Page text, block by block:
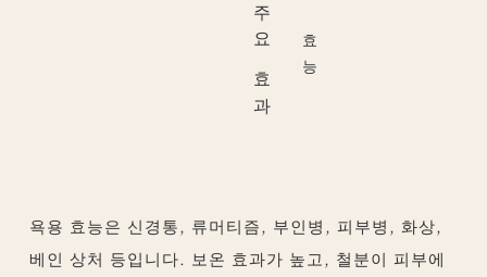
주요 효과
욕용 효능은 신경통, 류머티즘, 부인병, 피부병, 화상,
베인 상처 등입니다. 보온 효과가 높고, 철분이 피부에